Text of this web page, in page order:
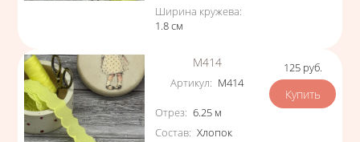
Ширина кружева:
1.8см
М414
Артикул: М414
Характеристики
Отрез: 6.25 м
Состав: Хлопок
Цена
125 руб.